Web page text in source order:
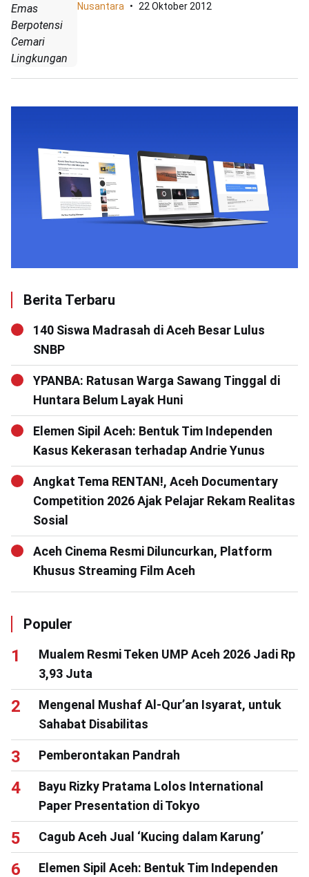
Emas
Berpotensi
Cemari
Lingkungan
Nusantara 22 Oktober 2012
Berita Terbaru
140 Siswa Madrasah di Aceh Besar Lulus
SNBP
YPANBA: Ratusan Warga Sawang Tinggal di
Huntara Belum Layak Huni
Elemen Sipil Aceh: Bentuk Tim Independen
Kasus Kekerasan terhadap Andrie Yunus
Angkat Tema RENTAN!, Aceh Documentary
Competition 2026 Ajak Pelajar Rekam Realitas
Sosial
Aceh Cinema Resmi Diluncurkan, Platform
Khusus Streaming Film Aceh
Populer
Mualem Resmi Teken UMP Aceh 2026 Jadi Rp
3,93 Juta
Mengenal Mushaf Al-Qur’an Isyarat, untuk
Sahabat Disabilitas
Pemberontakan Pandrah
Bayu Rizky Pratama Lolos International
Paper Presentation di Tokyo
Cagub Aceh Jual ‘Kucing dalam Karung’
Elemen Sipil Aceh: Bentuk Tim Independen